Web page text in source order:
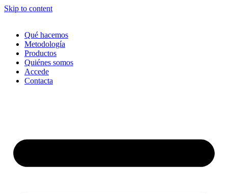
Skip to content
Qué hacemos
Metodología
Productos
Quiénes somos
Accede
Contacta